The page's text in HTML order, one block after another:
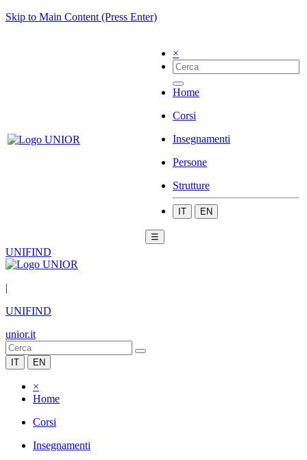
Skip to Main Content (Press Enter)
×
Home
Corsi
Insegnamenti
Persone
Strutture
IT EN
☰
UNIFIND
|
UNIFIND
unior.it
IT EN
×
Home
Corsi
Insegnamenti